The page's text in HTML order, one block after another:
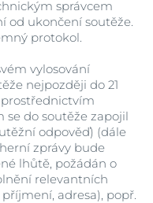
správcem
od ukončení soutěže.
protokol.
vylosování
nejpozději do 21
se do soutěže zapojil
odpověď) (dále
zprávy bude
lhůtě, požádán o
relevantních
adresa), popř.